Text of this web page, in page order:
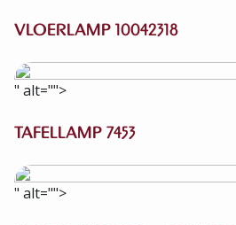
VLOERLAMP 10042318
" alt="">
TAFELLAMP 7453
" alt="">